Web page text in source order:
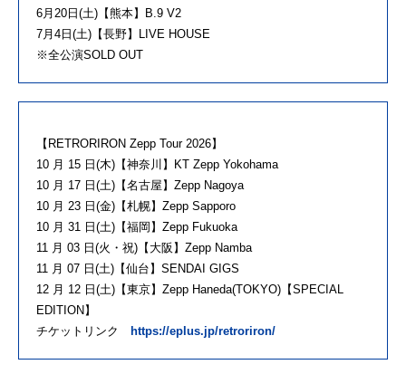
6月20日(土)【熊本】B.9 V2
7月4日(土)【長野】LIVE HOUSE
※全公演SOLD OUT
【RETRORIRON Zepp Tour 2026】
10 月 15 日(木)【神奈川】KT Zepp Yokohama
10 月 17 日(土)【名古屋】Zepp Nagoya
10 月 23 日(金)【札幌】Zepp Sapporo
10 月 31 日(土)【福岡】Zepp Fukuoka
11 月 03 日(火・祝)【大阪】Zepp Namba
11 月 07 日(土)【仙台】SENDAI GIGS
12 月 12 日(土)【東京】Zepp Haneda(TOKYO)【SPECIAL
EDITION】
チケットリンク https://eplus.jp/retroriron/